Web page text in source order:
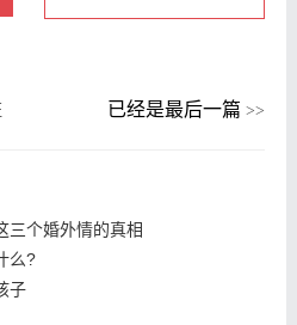
已经是最后一篇 >>
三个婚外情的真相
么?
子